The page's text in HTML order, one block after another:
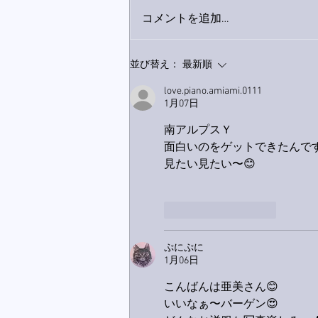
コメントを追加…
並び替え： 最新順
love.piano.amiami.0111
1月07日
南アルプスＹ
面白いのをゲットできたんで
見たい見たい〜😊
ぷにぷに
1月06日
こんばんは亜美さん😊
いいなぁ〜バーゲン😍